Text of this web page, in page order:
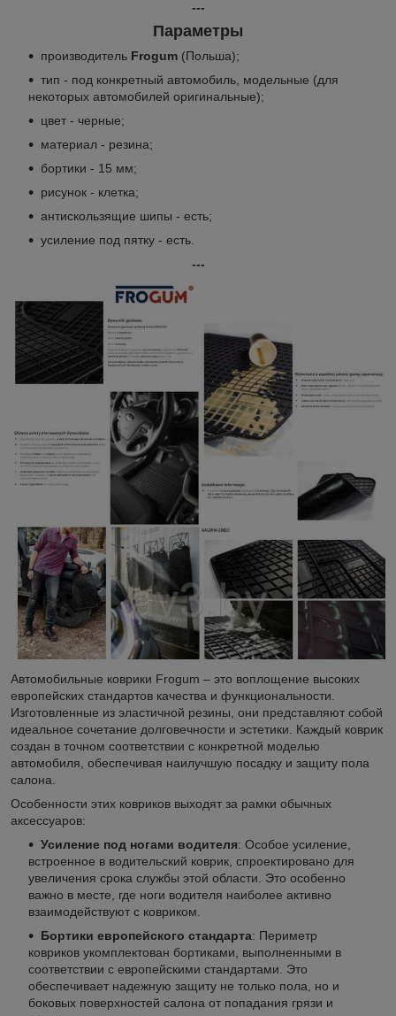
---
Параметры
производитель Frogum (Польша);
тип - под конкретный автомобиль, модельные (для
некоторых автомобилей оригинальные);
цвет - черные;
материал - резина;
бортики - 15 мм;
рисунок - клетка;
антискользящие шипы - есть;
усиление под пятку - есть.
---
Автомобильные коврики Frogum – это воплощение высоких
европейских стандартов качества и функциональности.
Изготовленные из эластичной резины, они представляют собой
идеальное сочетание долговечности и эстетики. Каждый коврик
создан в точном соответствии с конкретной моделью
автомобиля, обеспечивая наилучшую посадку и защиту пола
салона.
Особенности этих ковриков выходят за рамки обычных
аксессуаров:
Усиление под ногами водителя: Особое усиление,
встроенное в водительский коврик, спроектировано для
увеличения срока службы этой области. Это особенно
важно в месте, где ноги водителя наиболее активно
взаимодействуют с ковриком.
Бортики европейского стандарта: Периметр
ковриков укомплектован бортиками, выполненными в
соответствии с европейскими стандартами. Это
обеспечивает надежную защиту не только пола, но и
боковых поверхностей салона от попадания грязи и